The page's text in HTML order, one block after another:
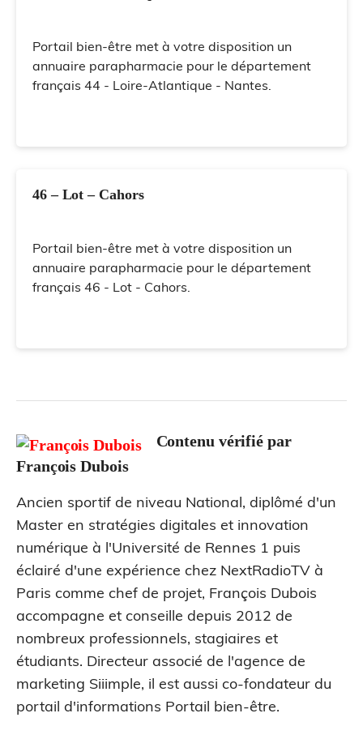
Portail bien-être met à votre disposition un
annuaire parapharmacie pour le département
français 44 - Loire-Atlantique - Nantes.
46 – Lot – Cahors
Portail bien-être met à votre disposition un
annuaire parapharmacie pour le département
français 46 - Lot - Cahors.
Contenu vérifié par
François Dubois
Ancien sportif de niveau National, diplômé d'un
Master en stratégies digitales et innovation
numérique à l'Université de Rennes 1 puis
éclairé d'une expérience chez NextRadioTV à
Paris comme chef de projet, François Dubois
accompagne et conseille depuis 2012 de
nombreux professionnels, stagiaires et
étudiants. Directeur associé de l'agence de
marketing Siiimple, il est aussi co-fondateur du
portail d'informations Portail bien-être.